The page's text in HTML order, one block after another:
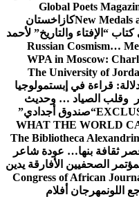
Global Poets
New Medalsكازاخستان
“الإفتاء والتاريخ” لأحمد
Russian Cosmism…
WPA in Moscow:
The University of
قراءة في إبستمولوجيا
وقلب الصياد … وحديث
“صندوق أجدادي”
WHAT THE WORLD
The Bibliotheca
ثقافة بنها… عودة شاعر
مؤتمر الصحفيين الأفارقة يدين
Congress of African
اللونمهرجان أفلام